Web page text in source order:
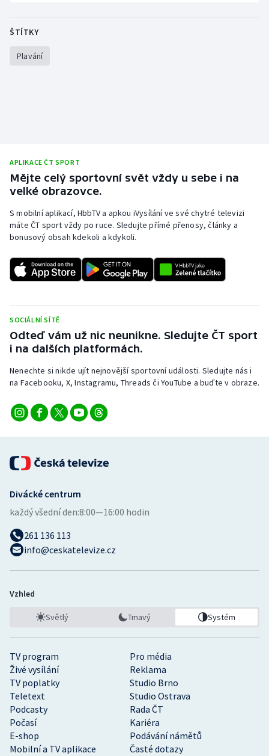
ŠTÍTKY
Plavání
APLIKACE ČT SPORT
Mějte celý sportovní svět vždy u sebe i na
velké obrazovce.
S mobilní aplikací, HbbTV a apkou iVysílání ve své chytré televizi
máte ČT sport vždy po ruce. Sledujte přímé přenosy, články a
bonusový obsah kdekoli a kdykoli.
SOCIÁLNÍ SÍTĚ
Odteď vám už nic neunikne. Sledujte ČT sport
i na dalších platformách.
Nenechte si nikde ujít nejnovější sportovní události. Sledujte nás i
na Facebooku, X, Instagramu, Threads či YouTube a buďte v obraze.
TV program
Pro média
Živé vysílání
Reklama
TV poplatky
Studio Brno
Teletext
Studio Ostrava
Podcasty
Rada ČT
Počasí
Kariéra
E-shop
Podávání námětů
Mobilní a TV aplikace
Časté dotazy
Divácké centrum
každý všední den:8:00—16:00 hodin
261 136 113
info@ceskatelevize.cz
Vzhled
Světlý Tmavý Systém